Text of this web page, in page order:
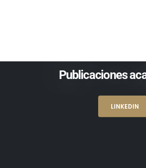
Publicaciones
LINKEDIN